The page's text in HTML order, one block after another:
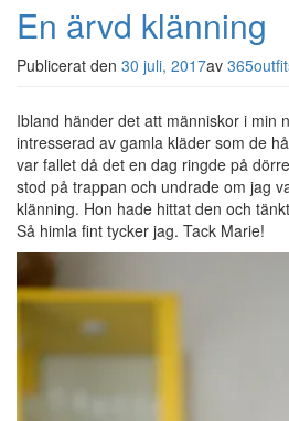
En ärvd klänning
Publicerat den 30 juli, 2017av
Ibland händer det att människor i min
intresserad av gamla kläder som de
var fallet då det en dag ringde på
stod på trappan och undrade om jag
klänning. Hon hade hittat den och
Så himla fint tycker jag. Tack Marie!